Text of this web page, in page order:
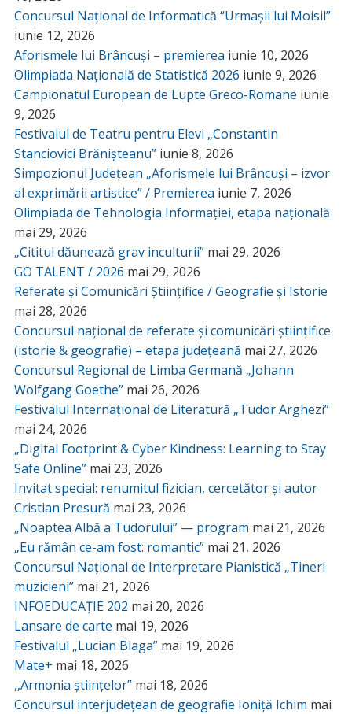
Concursul Național de Informatică “Urmașii lui Moisil”
iunie 12, 2026
Aforismele lui Brâncuși – premierea iunie 10, 2026
Olimpiada Națională de Statistică 2026 iunie 9, 2026
Campionatul European de Lupte Greco-Romane iunie
9, 2026
Festivalul de Teatru pentru Elevi „Constantin
Stanciovici Brănișteanu” iunie 8, 2026
Simpozionul Județean „Aforismele lui Brâncuși – izvor
al exprimării artistice” / Premierea iunie 7, 2026
Olimpiada de Tehnologia Informației, etapa națională
mai 29, 2026
„Cititul dăunează grav inculturii” mai 29, 2026
GO TALENT / 2026 mai 29, 2026
Referate și Comunicări Științifice / Geografie și Istorie
mai 28, 2026
Concursul național de referate și comunicări științifice
(istorie & geografie) – etapa județeană mai 27, 2026
Concursul Regional de Limba Germană „Johann
Wolfgang Goethe” mai 26, 2026
Festivalul Internațional de Literatură „Tudor Arghezi”
mai 24, 2026
„Digital Footprint & Cyber Kindness: Learning to Stay
Safe Online” mai 23, 2026
Invitat special: renumitul fizician, cercetător și autor
Cristian Presură mai 23, 2026
„Noaptea Albă a Tudorului” — program mai 21, 2026
„Eu rămân ce-am fost: romantic” mai 21, 2026
Concursul Național de Interpretare Pianistică „Tineri
muzicieni” mai 21, 2026
INFOEDUCAȚIE 202 mai 20, 2026
Lansare de carte mai 19, 2026
Festivalul „Lucian Blaga” mai 19, 2026
Mate+ mai 18, 2026
,,Armonia științelor” mai 18, 2026
Concursul interjudețean de geografie Ioniță Ichim mai